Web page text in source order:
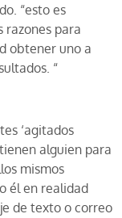
“esto es
razones para
obtener uno a
“
‘agitados
alguien para
mismos
él en realidad
de texto o correo